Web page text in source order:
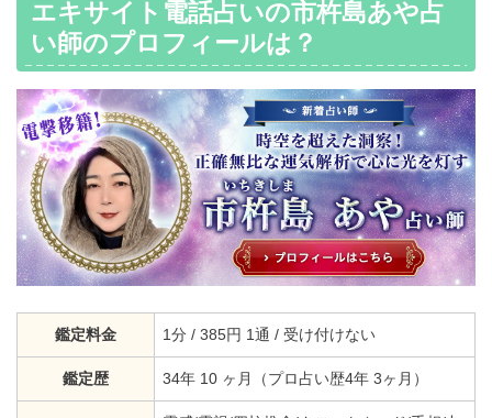
エキサイト電話占いの市杵島あや占
い師のプロフィールは？
鑑定料金 1分 / 385円 1通 / 受け付けない
鑑定歴 34年 10 ヶ月（プロ占い歴4年 3ヶ月）